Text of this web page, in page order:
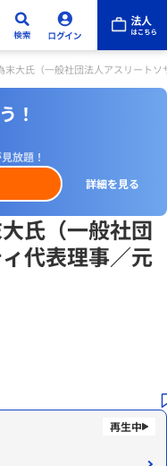
大氏（一般社団法人アスリートソ
！
放題！
詳細を見る
氏（一般社団
代表理事／元